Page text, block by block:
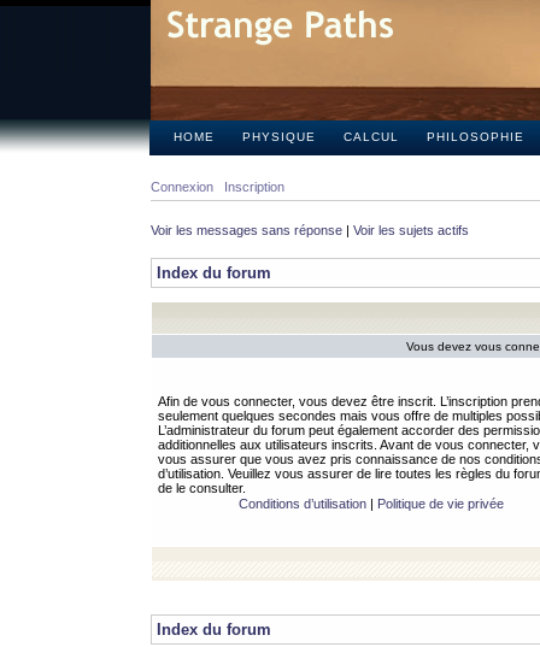
HOME PHYSIQUE CALCUL PHILOSOPHIE
Connexion Inscription
Voir les messages sans réponse | Voir les sujets actifs
Index du forum
Vous devez vous
Afin de vous connecter, vous devez être inscrit. L’inscription
seulement quelques secondes mais vous offre de multiples
L’administrateur du forum peut également accorder des
additionnelles aux utilisateurs inscrits. Avant de vous connecter,
vous assurer que vous avez pris connaissance de nos
d’utilisation. Veuillez vous assurer de lire toutes les règles du
de le consulter.
Conditions d’utilisation| Politique de vie privée
Index du forum